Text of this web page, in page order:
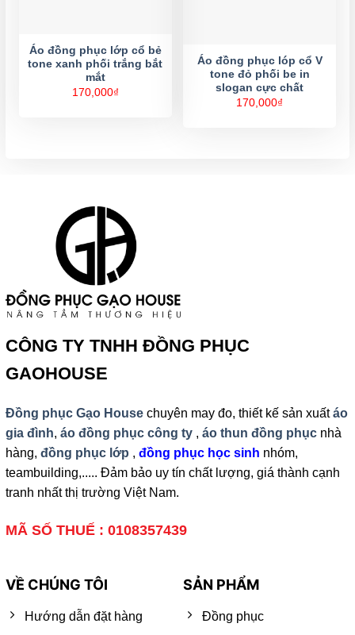
Áo đồng phục lớp cổ bẻ
tone xanh phối trắng bắt
mắt
170,000₫
Áo đồng phục lóp cổ V
tone đỏ phối be in
slogan cực chất
170,000₫
CÔNG TY TNHH ĐỒNG PHỤC
GAOHOUSE
Đồng phục Gạo Housechuyên may đo, thiết kế sản xuấtáo
gia đình, áo đồng phục công ty, áo thun đồng phụcnhà
hàng, đồng phục lớp , đồng phục học sinh nhóm,
teambuilding,..... Đảm bảo uy tín chất lượng, giá thành cạnh
tranh nhất thị trường Việt Nam.
MÃ SỐ THUẾ : 0108357439
VỀ CHÚNG TÔI
Hướng dẫn đặt hàng
SẢN PHẨM
Đồng phục